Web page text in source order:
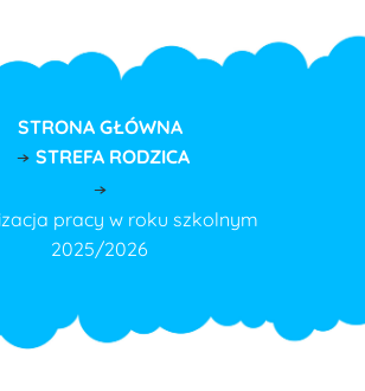
STRONA GŁÓWNA
STREFA RODZICA
pracy w roku szkolnym
2025/2026